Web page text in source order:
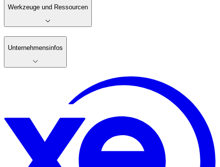
Werkzeuge und Ressourcen
Unternehmensinfos